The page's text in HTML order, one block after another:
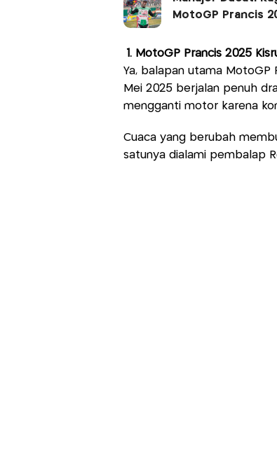
MotoGP Prancis
1. MotoGP Prancis 2025
Ya, balapan utama MotoGP
Mei 2025 berjalan penuh
mengganti motor karena
Cuaca yang berubah
satunya dialami pembalap